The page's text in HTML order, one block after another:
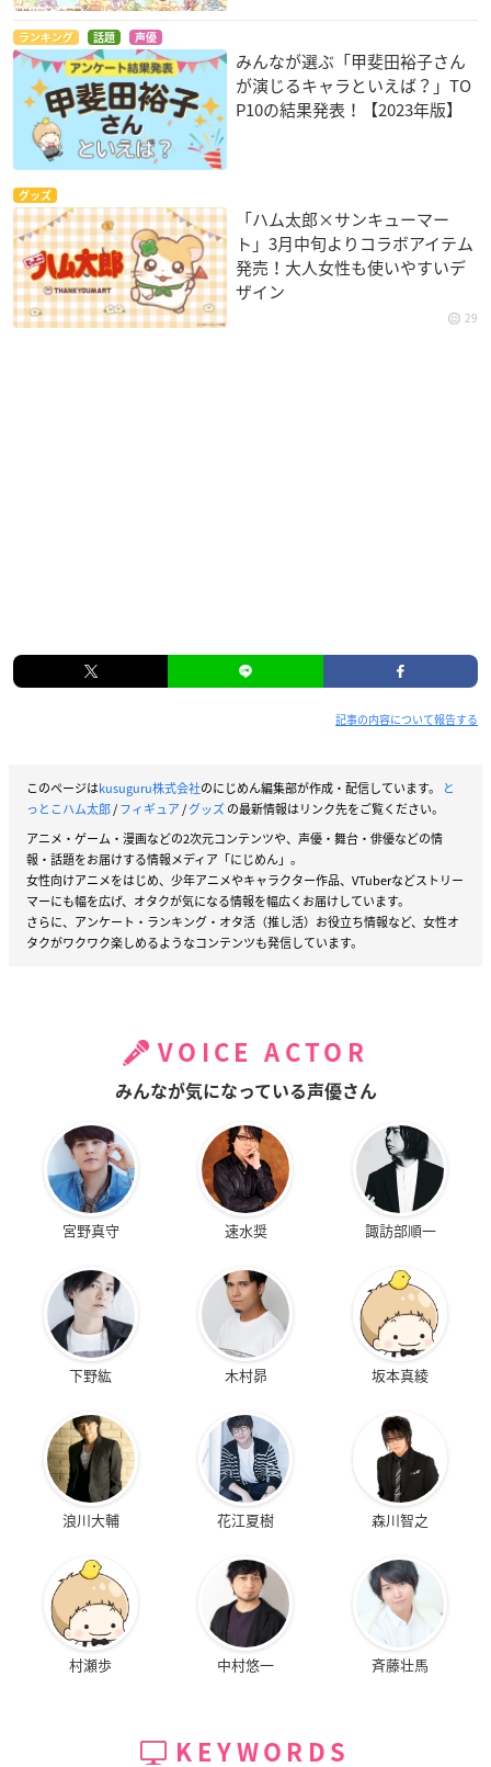
ランキング 話題 声優
みんなが選ぶ「甲斐田裕子さん
が演じるキャラといえば？」TO
P10の結果発表！【2023年版】
グッズ
「ハム太郎×サンキューマー
ト」3月中旬よりコラボアイテム
発売！大人女性も使いやすいデ
ザイン
29
記事の内容について報告する
このページはkusuguru株式会社のにじめん編集部が作成・配信しています。
と
っとこハム太郎/フィギュア/グッズの最新情報はリンク先をご覧ください。
アニメ・ゲーム・漫画などの2次元コンテンツや、声優・舞台・俳優などの情
報・話題をお届けする情報メディア「にじめん」。
女性向けアニメをはじめ、少年アニメやキャラクター作品、VTuberなどストリー
マーにも幅を広げ、オタクが気になる情報を幅広くお届けしています。
さらに、アンケート・ランキング・オタ活（推し活）お役立ち情報など、女性オ
タクがワクワク楽しめるようなコンテンツも発信しています。
VOICE ACTOR
みんなが気になっている声優さん
宮野真守 速水奨 諏訪部順一
下野紘 木村昴 坂本真綾
浪川大輔 花江夏樹 森川智之
村瀬歩 中村悠一 斉藤壮馬
KEYWORDS